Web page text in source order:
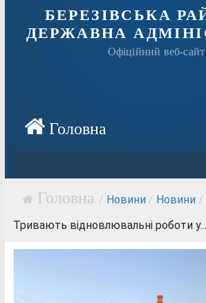
БЕРЕЗІВСЬКА
ДЕРЖАВНА
Офіційний веб-сайт
/ Новини / Новини /
Тривають відновлювальні роботи у...